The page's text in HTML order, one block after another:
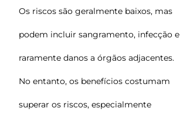
Os riscos são geralmente baixos, mas
podem incluir sangramento, infecção e
raramente danos a órgãos adjacentes.
No entanto, os benefícios costumam
superar os riscos, especialmente